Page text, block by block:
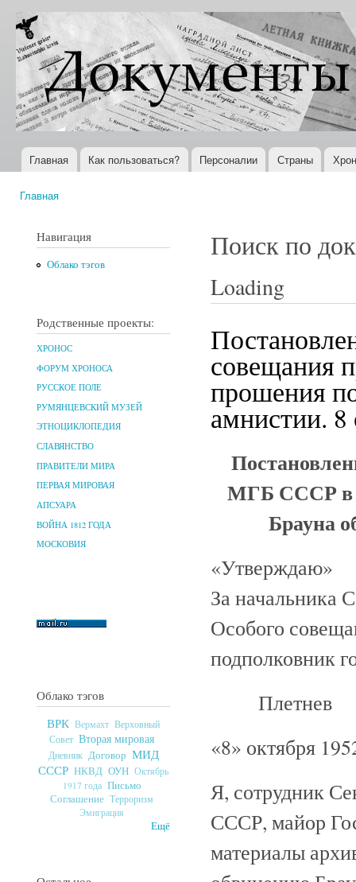
Документы
XX века
Всемирная
история в
Интернете
Главное меню
Главная Как пользоваться? Персоналии Страны
Главная
Навигация
Облако тэгов
Родственные проекты:
ХРОНОС
ФОРУМ ХРОНОСА
РУССКОЕ ПОЛЕ
РУМЯНЦЕВСКИЙ МУЗЕЙ
ЭТНОЦИКЛОПЕДИЯ
СЛАВЯНСТВО
ПРАВИТЕЛИ МИРА
ПЕРВАЯ МИРОВАЯ
АПСУАРА
ВОЙНА 1812 ГОДА
МОСКОВИЯ
Облако тэгов
ВРК Вермахт Верховный
Совет Вторая мировая
Дневник Договор МИД
СССР НКВД ОУН Октябрь
1917 года Письмо
Соглашение Терроризм
Эмиграция
Ещё
Поиск по
Loading
совещания
прошения
амнистии. 8
МГБ СССР в
Брауна
«Утверждаю»
За начальника
Особого
подполковник
Плетнев
«8» октября
Я, сотрудник
СССР, майор
материалы